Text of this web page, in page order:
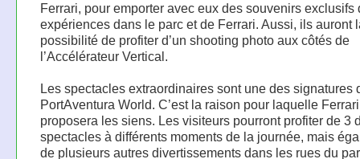
Ferrari, pour emporter avec eux des souvenirs exclusifs
expériences dans le parc et de Ferrari. Aussi, ils auront
possibilité de profiter d’un shooting photo aux côtés de
l’Accélérateur Vertical.
Les spectacles extraordinaires sont une des signatures
PortAventura World. C’est la raison pour laquelle
proposera les siens. Les visiteurs pourront profiter de 3
spectacles à différents moments de la journée, mais
de plusieurs autres divertissements dans les rues du